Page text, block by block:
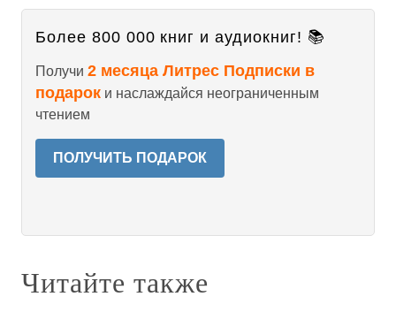
Более 800 000 книг и аудиокниг! 📚
Получи 2 месяца Литрес Подписки в
подарок и наслаждайся неограниченным
чтением
ПОЛУЧИТЬ ПОДАРОК
Читайте также